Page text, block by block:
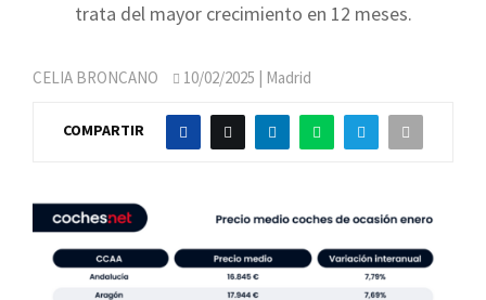
trata del mayor crecimiento en 12 meses.
CELIA BRONCANO 10/02/2025 | Madrid
COMPARTIR